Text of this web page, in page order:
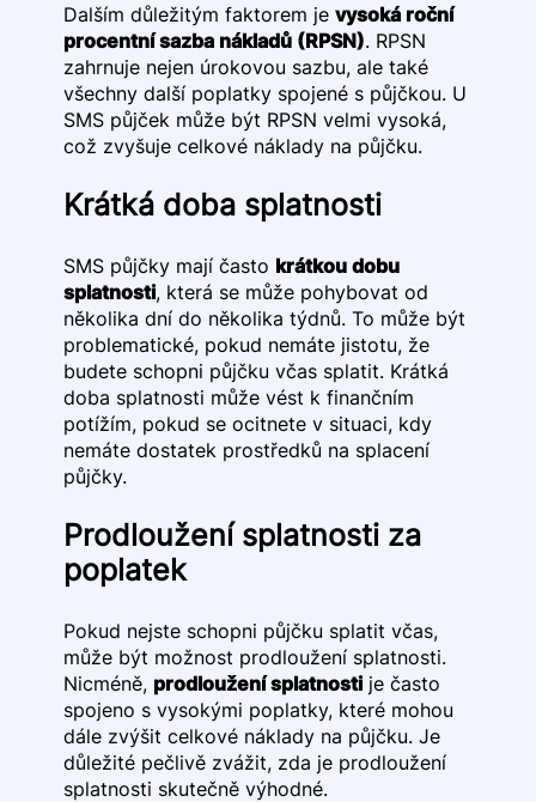
Dalším důležitým faktorem je vysoká roční
procentní sazba nákladů (RPSN). RPSN
zahrnuje nejen úrokovou sazbu, ale také
všechny další poplatky spojené s půjčkou. U
SMS půjček může být RPSN velmi vysoká,
což zvyšuje celkové náklady na půjčku.
Krátká doba splatnosti
SMS půjčky mají často krátkou dobu
splatnosti, která se může pohybovat od
několika dní do několika týdnů. To může být
problematické, pokud nemáte jistotu, že
budete schopni půjčku včas splatit. Krátká
doba splatnosti může vést k finančním
potížím, pokud se ocitnete v situaci, kdy
nemáte dostatek prostředků na splacení
půjčky.
Prodloužení splatnosti za
poplatek
Pokud nejste schopni půjčku splatit včas,
může být možnost prodloužení splatnosti.
Nicméně, prodloužení splatnostije často
spojeno s vysokými poplatky, které mohou
dále zvýšit celkové náklady na půjčku. Je
důležité pečlivě zvážit, zda je prodloužení
splatnosti skutečně výhodné.